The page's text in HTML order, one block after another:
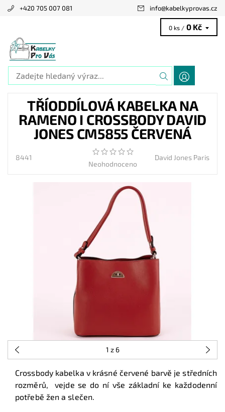
+420 705 007 081 info@kabelkyprovas.cz
0 ks / 0 Kč
TŘÍODDÍLOVÁ KABELKA NA
RAMENO I CROSSBODY DAVID
JONES CM5855 ČERVENÁ
8441
Neohodnoceno
David Jones Paris
1 z 6
Crossbody kabelka v krásné červené barvě je středních
rozměrů, vejde se do ní vše základní ke každodenní
potřebě žen a slečen.